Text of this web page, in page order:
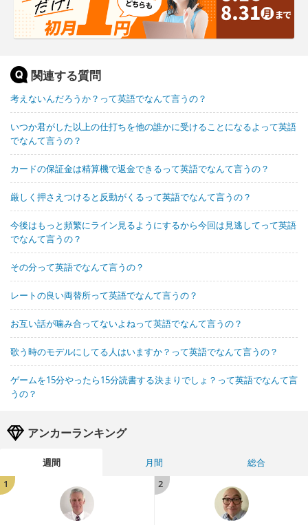
関連する質問
考えないんだろうか？って英語でなんて言うの？
いつか君がした以上の仕打ちを他の誰かに受けることになるよって英語
でなんて言うの？
カードの保証金は精算機で返金できるって英語でなんて言うの？
厳しく押さえつけると反動がくるって英語でなんて言うの？
今後はもっと頻繁にライン見るようにするから今回は見逃してって英語
でなんて言うの？
その分って英語でなんて言うの？
レートの良い両替所って英語でなんて言うの？
お互い話が噛み合ってないよねって英語でなんて言うの？
歌う時のモデルにしてる人はいますか？って英語でなんて言うの？
ゲームを15分やったら15分読書する決まりでしょ？って英語でなんて言
うの？
アンカーランキング
週間 月間
総合
1
2